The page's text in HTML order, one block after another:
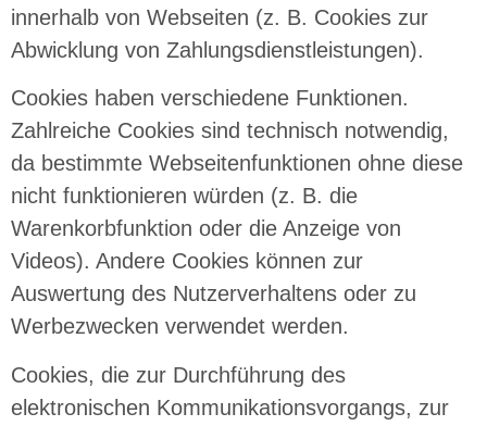
innerhalb von Webseiten (z. B. Cookies zur
Abwicklung von Zahlungsdienstleistungen).
Cookies haben verschiedene Funktionen.
Zahlreiche Cookies sind technisch notwendig,
da bestimmte Webseitenfunktionen ohne diese
nicht funktionieren würden (z. B. die
Warenkorbfunktion oder die Anzeige von
Videos). Andere Cookies können zur
Auswertung des Nutzerverhaltens oder zu
Werbezwecken verwendet werden.
Cookies, die zur Durchführung des
elektronischen Kommunikationsvorgangs, zur